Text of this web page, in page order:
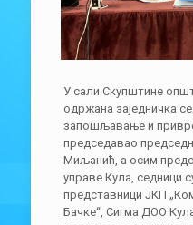
У сали Скупштине
одржана заједничка
запошљавање и
председавао
Миљанић, а осим
управе Кула, седници
представници ЈКП
Бачке“, Сигма ДОО